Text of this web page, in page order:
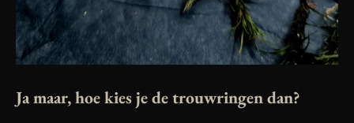
Ja maar, hoe kies je de trouwringen dan?